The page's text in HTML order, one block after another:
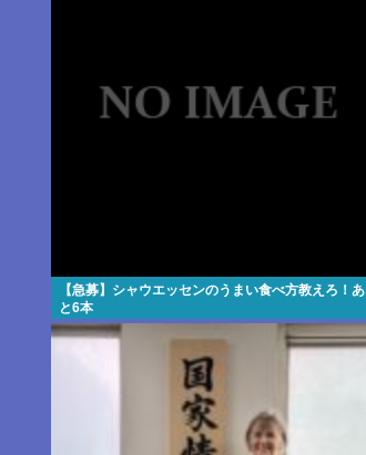
【急募】シャウエッセンのうまい食べ方教えろ！あ
と6本